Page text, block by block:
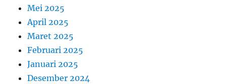
Mei 2025
April 2025
Maret 2025
Februari 2025
Januari 2025
Desember 2024